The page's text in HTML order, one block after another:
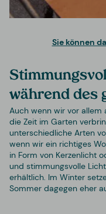
Sie können
während des
Auch wenn wir vor allem
die Zeit im Garten
unterschiedliche Arten
wenn wir ein richtiges
in Form von Kerzenlicht
und stimmungsvolle
erhältlich. Im Winter
Sommer dagegen eher